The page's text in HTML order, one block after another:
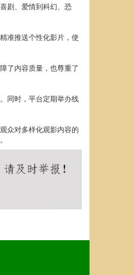
剧、爱情到科幻、恐
准推送个性化影片，使
了内容质量，也尊重了
同时，平台定期举办线
众对多样化观影内容的